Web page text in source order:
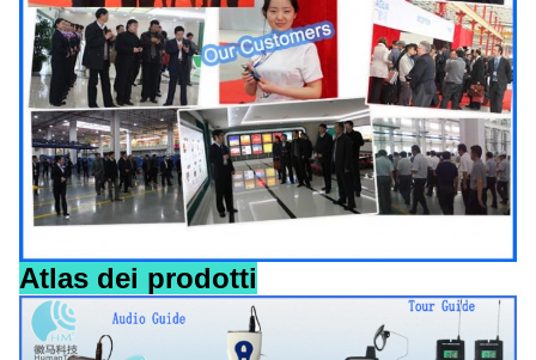
Atlas dei prodotti